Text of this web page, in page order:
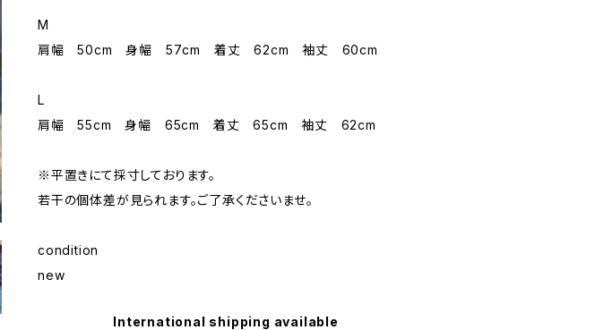
M
肩幅 50cm 身幅 57cm 着丈 62cm 袖丈 60cm
L
肩幅 55cm 身幅 65cm 着丈 65cm 袖丈 62cm
※平置きにて採寸しております。
若干の個体差が見られます。ご了承くださいませ。
condition
new
International shipping available